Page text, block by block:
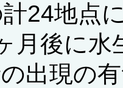
24地点
月後に水
出現の